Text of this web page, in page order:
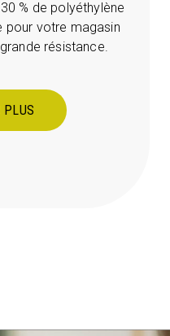
% de polyéthylène
pour votre magasin
résistance.
PLUS